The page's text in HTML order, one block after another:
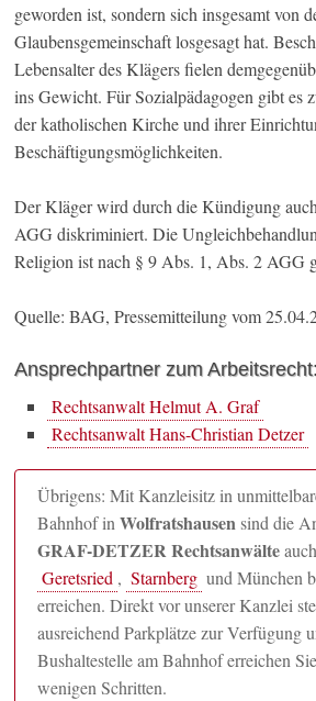
geworden ist, sondern sich insgesamt von
Glaubensgemeinschaft losgesagt hat.
Lebensalter des Klägers fielen
ins Gewicht. Für Sozialpädagogen gibt es
der katholischen Kirche und ihrer
Beschäftigungsmöglichkeiten.
Der Kläger wird durch die Kündigung
AGG diskriminiert. Die
Religion ist nach § 9 Abs. 1, Abs. 2 AGG
Quelle: BAG, Pressemitteilung vom
Ansprechpartner zum
Rechtsanwalt Helmut A. Graf
Rechtsanwalt Hans-Christian Detzer
Übrigens: Mit Kanzleisitz in
Bahnhof inWolfratshausensind die
GRAF-DETZER Rechtsanwälte
Geretsried , Starnberg und München
erreichen. Direkt vor unserer Kanzlei
ausreichend Parkplätze zur Verfügung
Bushaltestelle am Bahnhof erreichen
wenigen Schritten.